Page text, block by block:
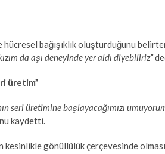
hücresel bağışıklık oluşturduğunu
da aşı deneyinde yer aldı diyebiliriz”
üretim”
seri üretimine başlayacağımızı
kaydetti.
kesinlikle gönüllülük çerçevesinde